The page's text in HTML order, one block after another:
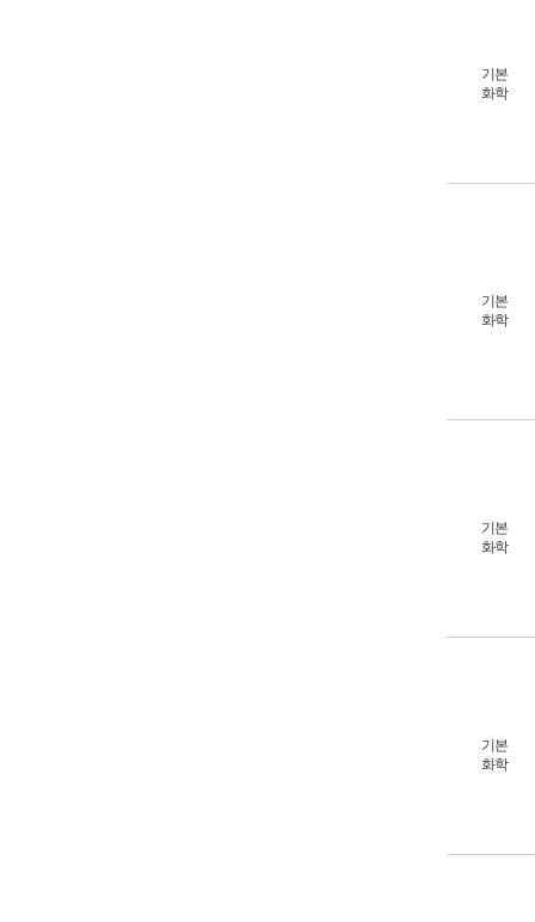
기본
화학
기본
화학
기본
화학
기본
화학